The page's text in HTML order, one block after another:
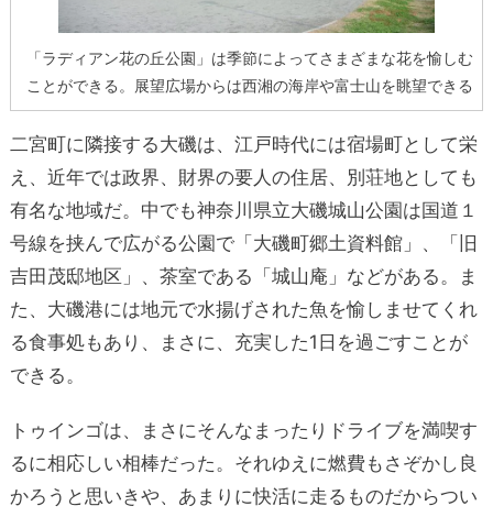
「ラディアン花の丘公園」は季節によってさまざまな花を愉しむ
ことができる。展望広場からは西湘の海岸や富士山を眺望できる
二宮町に隣接する大磯は、江戸時代には宿場町として栄
え、近年では政界、財界の要人の住居、別荘地としても
有名な地域だ。中でも神奈川県立大磯城山公園は国道１
号線を挟んで広がる公園で「大磯町郷土資料館」、「旧
吉田茂邸地区」、茶室である「城山庵」などがある。ま
た、大磯港には地元で水揚げされた魚を愉しませてくれ
る食事処もあり、まさに、充実した1日を過ごすことが
できる。
トゥインゴは、まさにそんなまったりドライブを満喫す
るに相応しい相棒だった。それゆえに燃費もさぞかし良
かろうと思いきや、あまりに快活に走るものだからつい